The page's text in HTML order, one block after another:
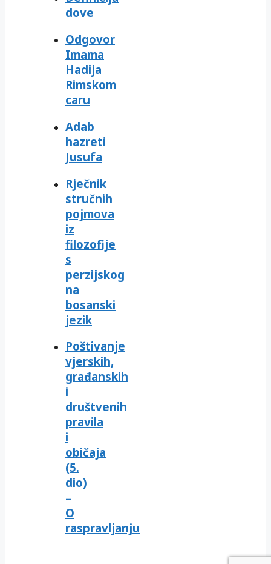
dove
Odgovor
Imama
Hadija
Rimskom
caru
Adab
hazreti
Jusufa
Rječnik
stručnih
pojmova
iz
filozofije
s
perzijskog
na
bosanski
jezik
Poštivanje
vjerskih,
građanskih
i
društvenih
pravila
i
običaja
(5.
dio)
–
O
raspravljanju